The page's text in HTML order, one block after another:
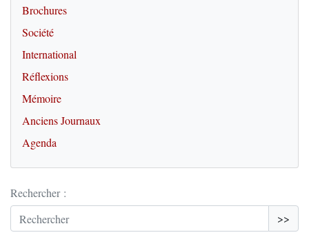
Brochures
Société
International
Réflexions
Mémoire
Anciens Journaux
Agenda
Rechercher :
>>